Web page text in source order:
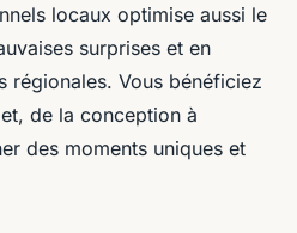
locaux optimise aussi le
surprises et en
régionales. Vous bénéficiez
de la conception à
des moments uniques et